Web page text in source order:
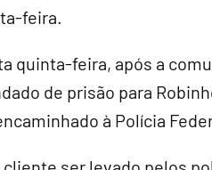
feira.
quinta-feira, após a
de prisão para
à Polícia